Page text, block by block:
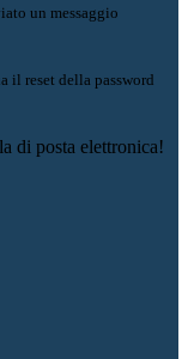
un messaggio
il reset della password
di posta elettronica!